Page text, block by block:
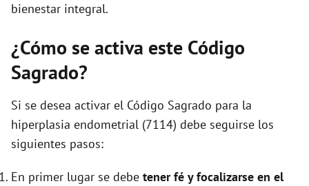
bienestar integral.
¿Cómo se activa este Código
Sagrado?
Si se desea activar el Código Sagrado para la
hiperplasia endometrial (7114) debe seguirse los
siguientes pasos:
En primer lugar se debe tener fé y focalizarse en el